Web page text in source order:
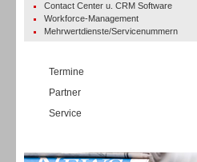
Contact Center u. CRM Software
Workforce-Management
Mehrwertdienste/Servicenummern
Termine
Partner
Service